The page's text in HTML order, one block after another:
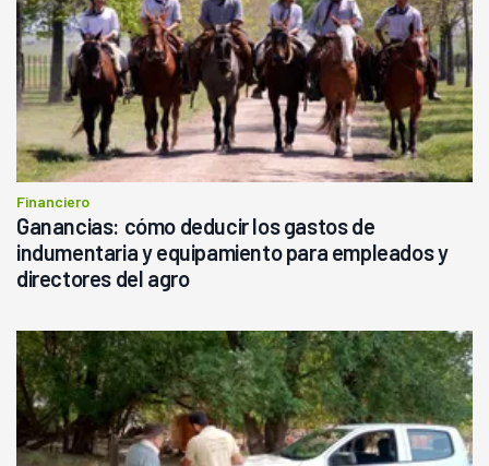
Financiero
Ganancias: cómo deducir los gastos de
indumentaria y equipamiento para empleados y
directores del agro